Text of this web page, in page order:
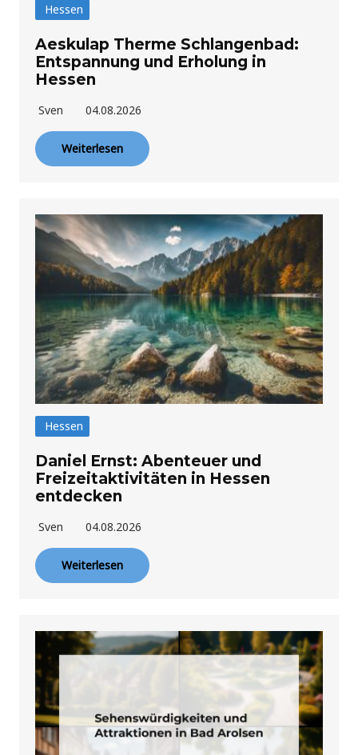
Hessen
Aeskulap Therme Schlangenbad:
Entspannung und Erholung in
Hessen
Sven 04.08.2026
Weiterlesen
Hessen
Daniel Ernst: Abenteuer und
Freizeitaktivitäten in Hessen
entdecken
Sven 04.08.2026
Weiterlesen